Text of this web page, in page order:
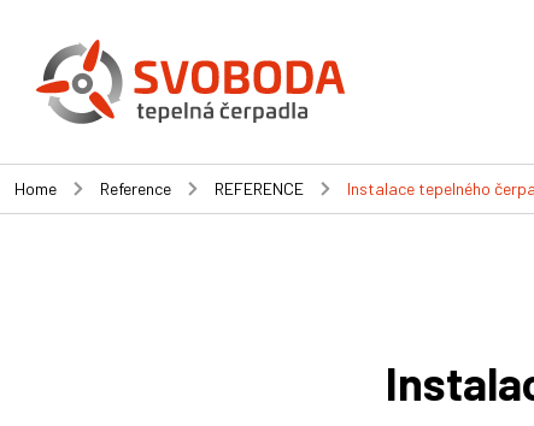
Home Reference REFERENCE Instalace tepelného